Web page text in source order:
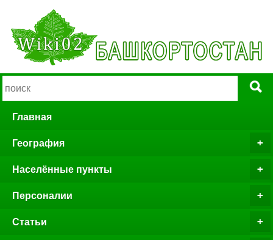
Главная
География
Населённые пункты
Персоналии
Статьи